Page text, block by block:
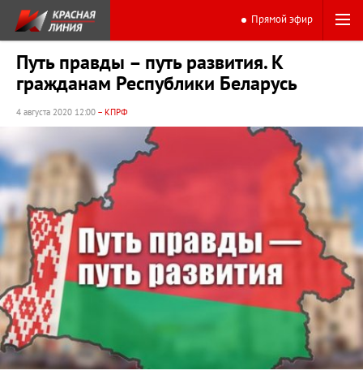
Прямой эфир
Путь правды – путь развития. К
гражданам Республики Беларусь
4 августа 2020 12:00 – КПРФ